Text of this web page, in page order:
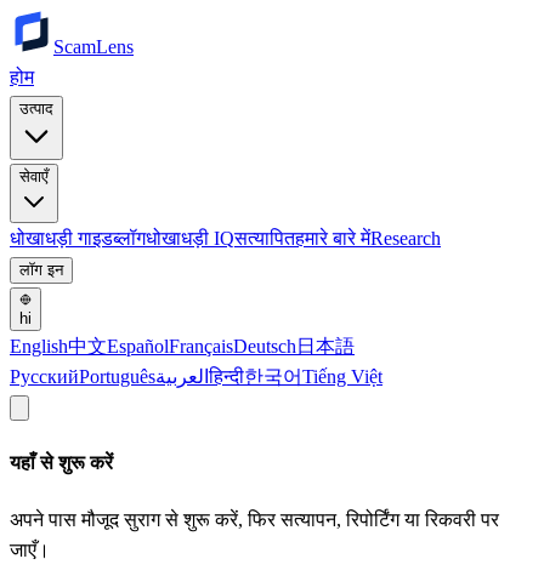
ScamLens
होम
उत्पाद
सेवाएँ
धोखाधड़ी गाइडब्लॉगधोखाधड़ी IQसत्यापितहमारे बारे मेंResearch
लॉग इन
hi
English中文EspañolFrançaisDeutsch 日本語
РусскийPortuguêsالعربيةहिन्दी한국어Tiếng Việt
यहाँ से शुरू करें
अपने पास मौजूद सुराग से शुरू करें, फिर सत्यापन, रिपोर्टिंग या रिकवरी पर
जाएँ।